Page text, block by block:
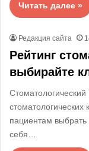
Читать далее »
Редакция сайта
Рейтинг
выбирайте
стоматологических
пациентам
себя…